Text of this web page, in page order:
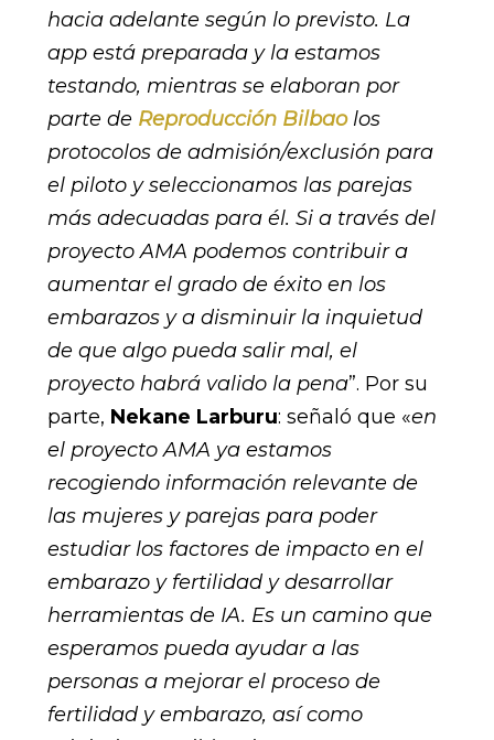
hacia adelante según lo previsto. La
app está preparada y la estamos
testando, mientras se elaboran por
parte de Reproducción Bilbaolos
protocolos de admisión/exclusión para
el piloto y seleccionamos las parejas
más adecuadas para él. Si a través del
proyecto AMA podemos contribuir a
aumentar el grado de éxito en los
embarazos y a disminuir la inquietud
de que algo pueda salir mal, el
proyecto habrá valido la pena”. Por su
parte, Nekane Larburu: señaló que «en
el proyecto AMA ya estamos
recogiendo información relevante de
las mujeres y parejas para poder
estudiar los factores de impacto en el
embarazo y fertilidad y desarrollar
herramientas de IA. Es un camino que
esperamos pueda ayudar a las
personas a mejorar el proceso de
fertilidad y embarazo, así como